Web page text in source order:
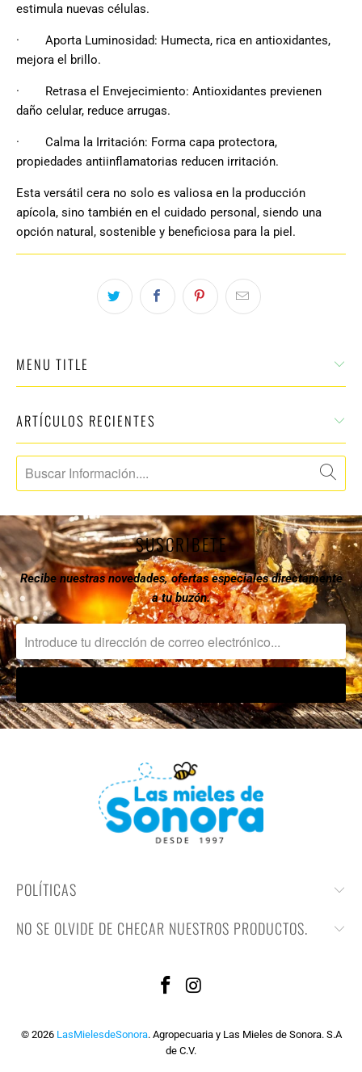
estimula nuevas células.
· Aporta Luminosidad: Humecta, rica en antioxidantes,
mejora el brillo.
· Retrasa el Envejecimiento: Antioxidantes previenen
daño celular, reduce arrugas.
· Calma la Irritación: Forma capa protectora,
propiedades antiinflamatorias reducen irritación.
Esta versátil cera no solo es valiosa en la producción
apícola, sino también en el cuidado personal, siendo una
opción natural, sostenible y beneficiosa para la piel.
MENU TITLE
ARTÍCULOS RECIENTES
SUSCRIBETE
Recibe nuestras novedades, ofertas especiales directamente
a tu buzón.
POLÍTICAS
NO SE OLVIDE DE CHECAR NUESTROS PRODUCTOS.
© 2026 LasMielesdeSonora. Agropecuaria y Las Mieles de Sonora. S.A
de C.V.